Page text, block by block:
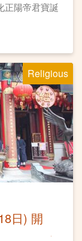
正陽帝君寶誕
Religious
日) 開